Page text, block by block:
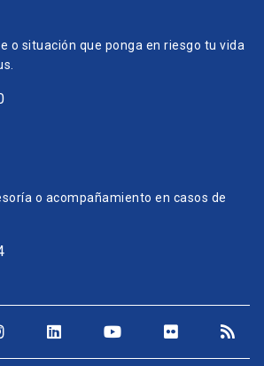
o situación que ponga en riesgo tu vida
o acompañamiento en casos de